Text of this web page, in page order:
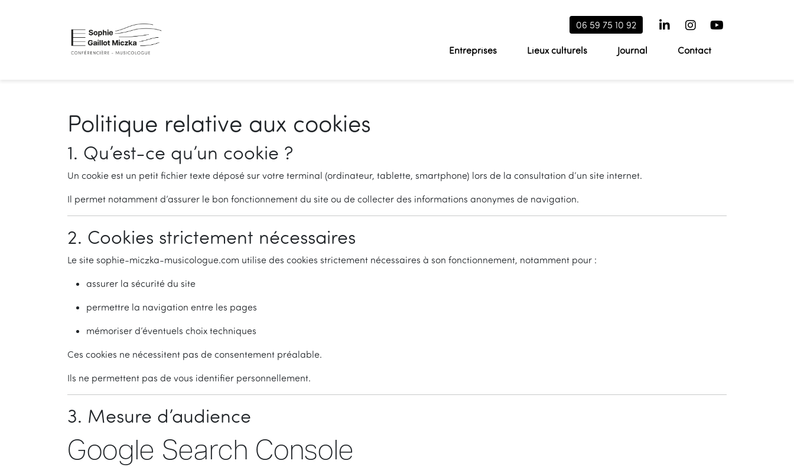
Entreprises Lieux culturels Journal Contact
06 59 75 10 92
Politique relative aux cookies
1. Qu’est-ce qu’un cookie ?
Un cookie est un petit fichier texte déposé sur votre terminal (ordinateur, tablette, smartphone) lors de la consultation d’un site internet.
Il permet notamment d’assurer le bon fonctionnement du site ou de collecter des informations anonymes de navigation.
2. Cookies strictement nécessaires
Le site sophie-miczka-musicologue.com utilise des cookies strictement nécessaires à son fonctionnement, notamment pour :
assurer la sécurité du site
permettre la navigation entre les pages
mémoriser d’éventuels choix techniques
Ces cookies ne nécessitent pas de consentement préalable.
Ils ne permettent pas de vous identifier personnellement.
3. Mesure d’audience
Google Search Console